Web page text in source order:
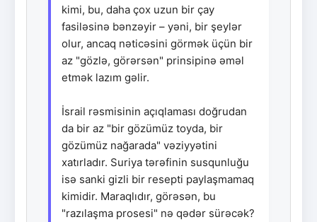
kimi, bu, daha çox uzun bir çay
fasiləsinə bənzəyir – yəni, bir şeylər
olur, ancaq nəticəsini görmək üçün bir
az "gözlə, görərsən" prinsipinə əməl
etmək lazım gəlir.
İsrail rəsmisinin açıqlaması doğrudan
da bir az "bir gözümüz toyda, bir
gözümüz nağarada" vəziyyətini
xatırladır. Suriya tərəfinin susqunluğu
isə sanki gizli bir resepti paylaşmamaq
kimidir. Maraqlıdır, görəsən, bu
"razılaşma prosesi" nə qədər sürəcək?